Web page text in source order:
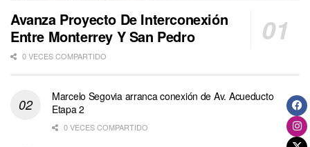
Avanza Proyecto De Interconexión
Entre Monterrey Y San Pedro
0 VECES COMPARTIDO
Marcelo Segovia arranca conexión de Av. Acueducto
Etapa 2
0 VECES COMPARTIDO